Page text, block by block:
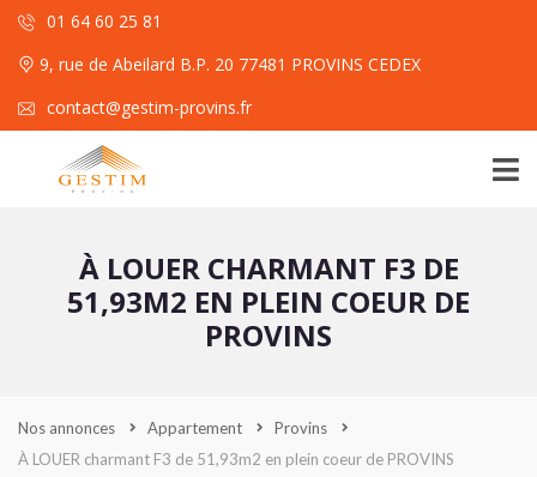
01 64 60 25 81
9, rue de Abeilard B.P. 20 77481 PROVINS CEDEX
contact@gestim-provins.fr
À LOUER CHARMANT F3 DE
51,93M2 EN PLEIN COEUR DE
PROVINS
Nos annonces Appartement
Provins
À LOUER charmant F3 de 51,93m2 en plein coeur de PROVINS